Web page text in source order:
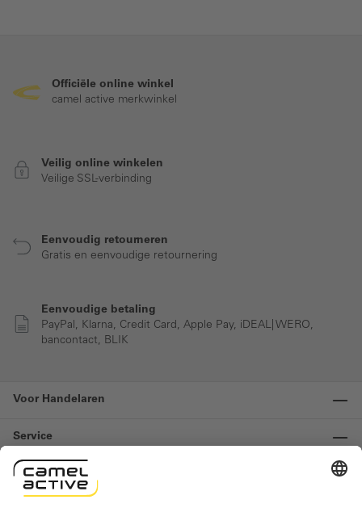
Officiële online winkel
camel active merkwinkel
Veilig online winkelen
Veilige SSL-verbinding
Eenvoudig retourneren
Gratis en eenvoudige retournering
Eenvoudige betaling
PayPal, Klarna, Credit Card, Apple Pay, iDEAL| WERO,
bancontact, BLIK
Voor Handelaren
Service
Informatie